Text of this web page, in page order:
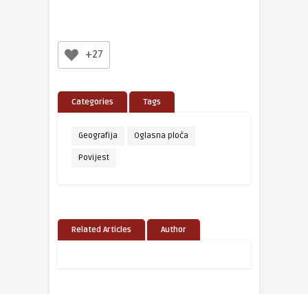
+27
Categories Tags
Geografija Oglasna ploča
Povijest
Related Articles Author